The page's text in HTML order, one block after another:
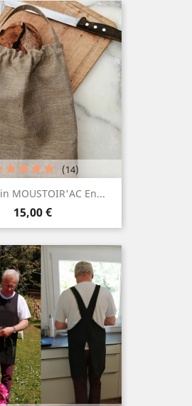
MOUSTOIR'AC En...
Prix
15,00 €
(14)